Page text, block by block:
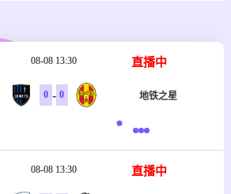
08-08 13:30 直播中
0 - 0 地铁之星
08-08 13:30 直播中